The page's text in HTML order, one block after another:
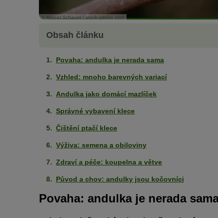
© Marcel Schauer / stock.adobe.com
Obsah článku
Povaha: andulka je nerada sama
Vzhled: mnoho barevných variací
Andulka jako domácí mazlíček
Správné vybavení klece
Čištění ptačí klece
Výživa: semena a obiloviny
Zdraví a péče: koupelna a větve
Původ a chov: andulky jsou kočovníci
Povaha: andulka je nerada